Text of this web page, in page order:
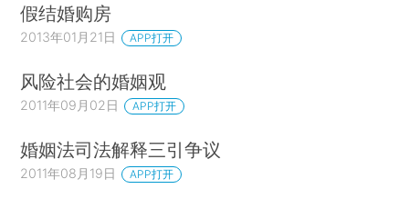
Jones，G. （2018）. What is driving marriage and cohabitation in low
Change （pp. 149-166）. Springer， Cham.
色的柱子，这表示从1970年到2010年，30到34岁
女性中的未婚比例已经大大地增加了。举个例子来
假结婚购房
2013年01月21日 APP打开
风险社会的婚姻观
2011年09月02日 APP打开
婚姻法司法解释三引争议
2011年08月19日 APP打开